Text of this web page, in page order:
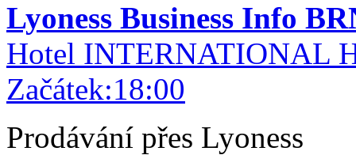
Lyoness Business Info
Hotel INTERNATIONAL
Začátek:18:00
Prodávání přes Lyoness